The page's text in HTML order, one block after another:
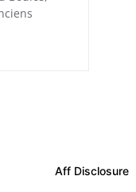
Aff Disclosure